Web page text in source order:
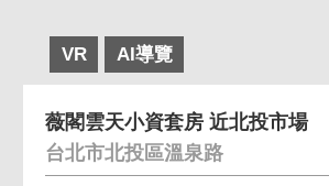
VR AI導覽
薇閣雲天小資套房 近北投市場
台北市北投區溫泉路